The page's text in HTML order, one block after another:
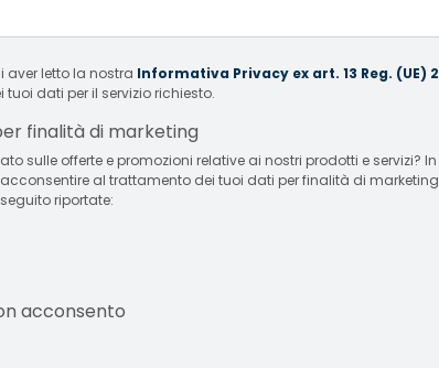
letto la nostra Informativa Privacy ex art. 13 Reg. (UE)
dati per il servizio richiesto.
finalità di marketing
offerte e promozioni relative ai nostri prodotti e servizi? In caso
al trattamento dei tuoi dati per finalità di
riportate:
acconsento